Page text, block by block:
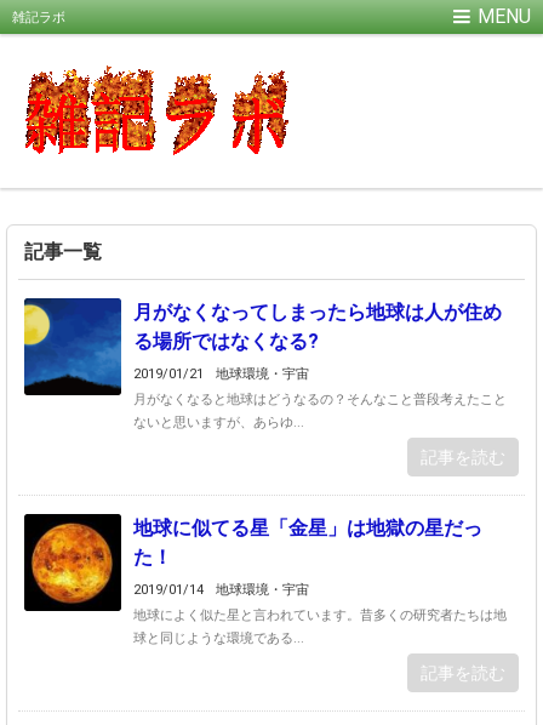
雑記ラボ
記事一覧
月がなくなってしまったら地球は人が住め
る場所ではなくなる?
2019/01/21
地球環境・宇宙
月がなくなると地球はどうなるの？そんなこと普段考えたこと
ないと思いますが、あらゆ...
記事を読む
地球に似てる星「金星」は地獄の星だっ
た！
2019/01/14
地球環境・宇宙
地球によく似た星と言われています。昔多くの研究者たちは地
球と同じような環境である...
記事を読む